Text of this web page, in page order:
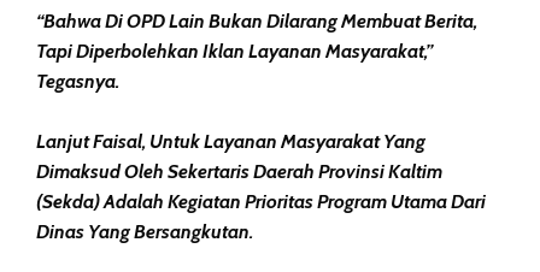
“Bahwa Di OPD Lain Bukan Dilarang Membuat Berita,
Tapi Diperbolehkan Iklan Layanan Masyarakat,”
Tegasnya.
Lanjut Faisal, Untuk Layanan Masyarakat Yang
Dimaksud Oleh Sekertaris Daerah Provinsi Kaltim
(Sekda) Adalah Kegiatan Prioritas Program Utama Dari
Dinas Yang Bersangkutan.